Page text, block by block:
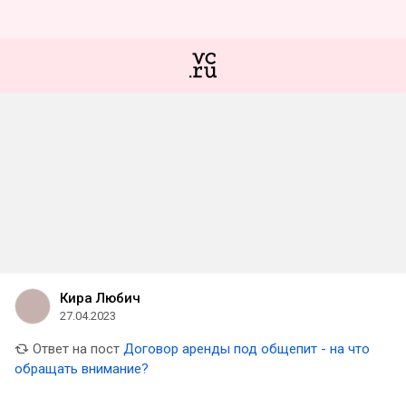
Кира Любич
27.04.2023
Ответ на пост Договор аренды под общепит - на что
обращать внимание?